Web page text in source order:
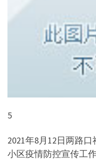
5
2021年8月12日两路
小区疫情防控宣传工作